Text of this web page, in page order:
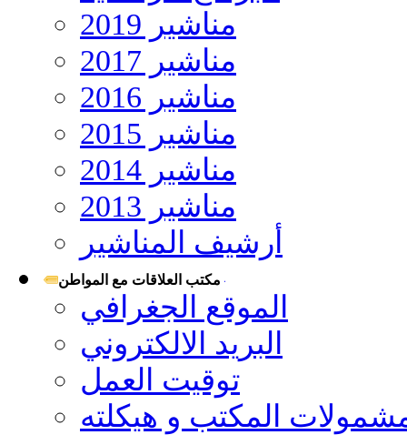
مناشير 2019
مناشير 2017
مناشير 2016
مناشير 2015
مناشير 2014
مناشير 2013
أرشيف المناشير
مكتب العلاقات مع المواطن
الموقع الجغرافي
البريد الالكتروني
توقيت العمل
المكتب و هيكلته